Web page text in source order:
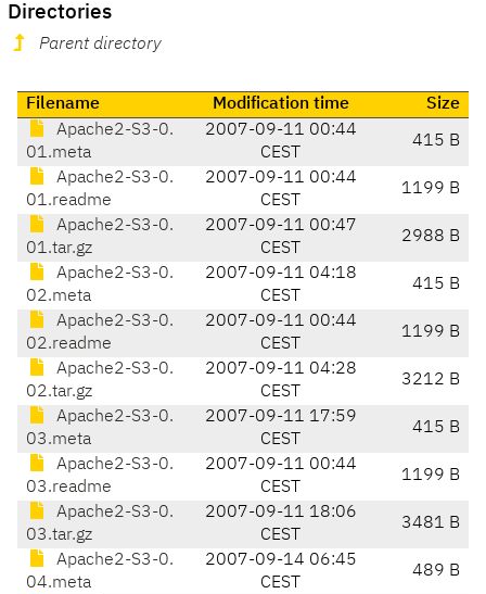
Directories
Parent directory
Filename Modification time
Size
Apache2-S3-0.
01.meta
2007-09-11 00:44
CEST
415 B
Apache2-S3-0.
01.readme
2007-09-11 00:44
CEST
1199 B
Apache2-S3-0.
01.tar.gz
2007-09-11 00:47
CEST
2988 B
Apache2-S3-0.
02.meta
2007-09-11 04:18
CEST
415 B
Apache2-S3-0.
02.readme
2007-09-11 00:44
CEST
1199 B
Apache2-S3-0.
02.tar.gz
2007-09-11 04:28
CEST
3212 B
Apache2-S3-0.
03.meta
2007-09-11 17:59
CEST
415 B
Apache2-S3-0.
03.readme
2007-09-11 00:44
CEST
1199 B
Apache2-S3-0.
03.tar.gz
2007-09-11 18:06
CEST
3481 B
Apache2-S3-0.
04.meta
2007-09-14 06:45
CEST
489 B